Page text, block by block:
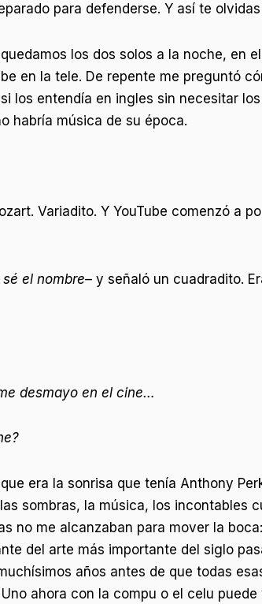
para defenderse. Y así te
los dos solos a la noche, en
en la tele. De repente me preguntó
los entendía en ingles sin necesitar
habría música de su época.
Variadito. Y YouTube comenzó a
el nombre– y señaló un cuadradito.
desmayo en el cine…
era la sonrisa que tenía Anthony
sombras, la música, los incontables
no me alcanzaban para mover la
del arte más importante del siglo
años antes de que todas
ahora con la compu o el celu